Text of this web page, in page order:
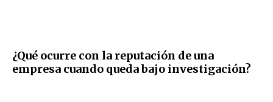
¿Qué ocurre con la reputación de una
empresa cuando queda bajo investigación?